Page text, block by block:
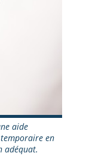
aide
en
adéquat.